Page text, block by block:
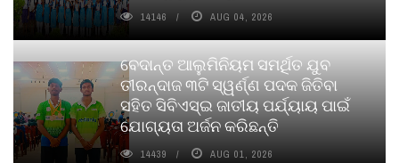
14146 AUG 04, 2026
ବେଦାନ୍ତ ଆଲୁମିନିୟମ ସମର୍ଥିତ ଯୁବ
ତୀରନ୍ଦାଜ ୩ଟି ସ୍ୱର୍ଣ୍ଣ ପଦକ ଜିତିବା
ସହିତ ସିବିଏସ୍ଇ ଜାତୀୟ ପର୍ଯ୍ୟାୟ ପାଇଁ
ଯୋଗ୍ୟତା ଅର୍ଜନ କରିଛନ୍ତି
14439 AUG 01, 2026